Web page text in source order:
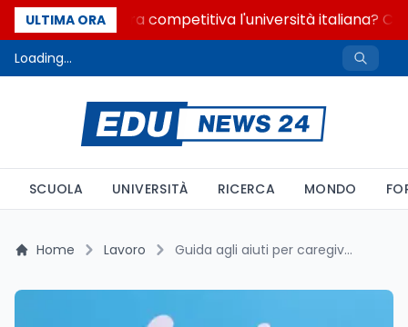
ULTIMA ORA
Quanto è ancora competitiva l'università italiana?
Loading...
SCUOLA UNIVERSITÀ RICERCA MONDO
Home Lavoro Guida agli aiuti per caregiver con Legge 104 nel 2026